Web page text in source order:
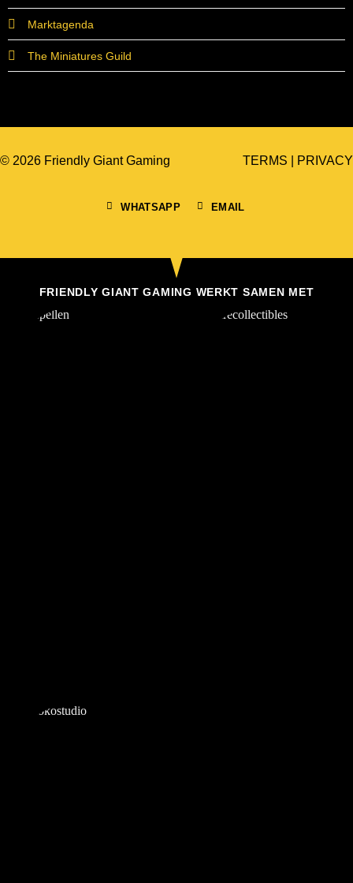
Marktagenda
The Miniatures Guild
© 2026 Friendly Giant Gaming
WHATSAPP EMAIL
TERMS PRIVACY
FRIENDLY GIANT GAMING WERKT SAMEN MET